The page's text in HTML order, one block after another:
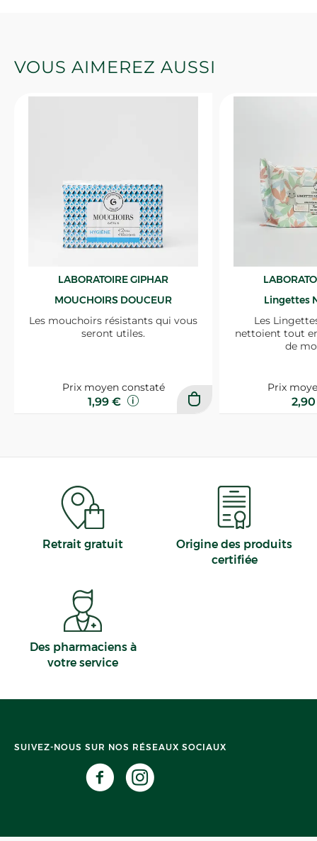
VOUS AIMEREZ AUSSI
LABORATOIRE GIPHAR
MOUCHOIRS DOUCEUR
Les mouchoirs résistants qui vous
seront utiles.
Prix moyen constaté
1,99 €
Lingettes
Les
nettoient tout
de
Prix
Retrait gratuit
Origine des produits
certifiée
Des pharmaciens à
votre service
SUIVEZ-NOUS SUR NOS RÉSEAUX SOCIAUX